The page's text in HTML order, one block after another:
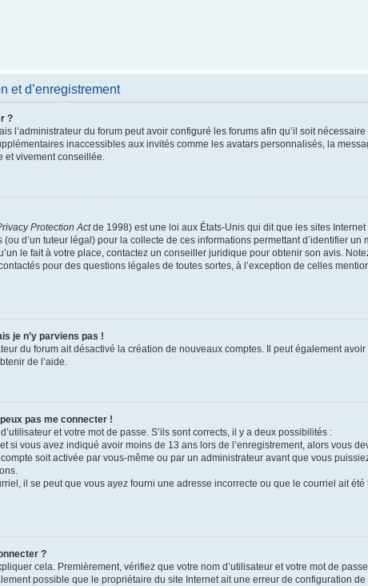
et d’enregistrement
?
l’administrateur du forum peut avoir configuré les forums afin qu’il soit
inaccessibles aux invités comme les avatars personnalisés, la
et vivement conseillée.
Protection Actde 1998) est une loi aux États-Unis qui dit que les sites
d’un tuteur légal) pour la collecte de ces informations permettant d’identifier
le fait à votre place, contactez un conseiller juridique pour obtenir son avis.
pour des questions légales de toutes sortes, à l’exception de celles
je n’y parviens pas !
du forum ait désactivé la création de nouveaux comptes. Il peut également
de l’aide.
pas me connecter !
et votre mot de passe. S’ils sont corrects, il y a deux possibilités :
si vous avez indiqué avoir moins de 13 ans lors de l’enregistrement, alors vous
soit activée par vous-même ou par un administrateur avant que vous
il se peut que vous ayez fourni une adresse incorrecte ou que le courriel ait
?
cela. Premièrement, vérifiez que votre nom d’utilisateur et votre mot de
possible que le propriétaire du site Internet ait une erreur de configuration de